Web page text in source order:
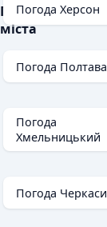
Популярні
міста
Погода Херсон
Погода Полтава
Погода
Хмельницький
Погода Черкаси